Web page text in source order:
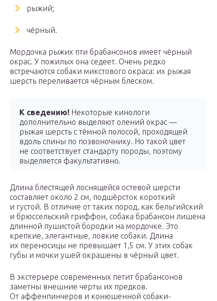
рыжий;
чёрный.
Мордочка рыжих пти брабансонов имеет чёрный
окрас. У пожилых она седеет. Очень редко
встречаются собаки микстового окраса: их рыжая
шерсть переливается чёрным блеском.
К сведению! Некоторые кинологи
дополнительно выделяют олений окрас —
рыжая шерсть с тёмной полосой, проходящей
вдоль спины по позвоночнику. Но такой цвет
не соответствует стандарту породы, поэтому
выделяется факультативно.
Длина блестящей лоснящейся остевой шерсти
составляет около 2 см, подшёрсток короткий
и густой. В отличие от таких пород, как бельгийский
и брюссельский гриффон, собака брабансон лишена
длинной пушистой бородки на мордочке. Это
крепкие, элегантные, ловкие собаки. Длина
их переносицы не превышает 1,5 см. У этих собак
губы и мочки ушей окрашены в чёрный цвет.
В экстерьере современных петит брабансонов
заметны внешние черты их предков.
От аффенпинчеров и конюшенной собаки-